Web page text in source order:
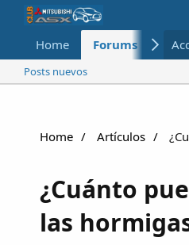
Home Forums
Posts nuevos
Home Artículos
¿Cuánto
las